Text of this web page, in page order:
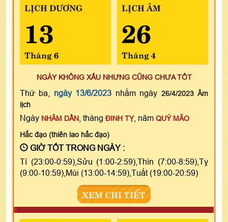
LỊCH DƯƠNG
13
Tháng 6
LỊCH ÂM
26
Tháng 4
NGÀY KHÔNG XẤU NHƯNG CŨNG CHƯA TỐT
Thứ ba, ngày 13/6/2023 nhằm ngày 26/4/2023 Âm
lịch
Ngày NHÂM DẦN , tháng ĐINH TỴ, năm QUÝ MÃO
Hắc đạo (thiên lao hắc đạo)
GIỜ TỐT TRONG NGÀY :
Tí (23:00-0:59),Sửu (1:00-2:59),Thìn (7:00-8:59),Tỵ
(9:00-10:59),Mùi (13:00-14:59),Tuất (19:00-20:59)
XEM CHI TIẾT